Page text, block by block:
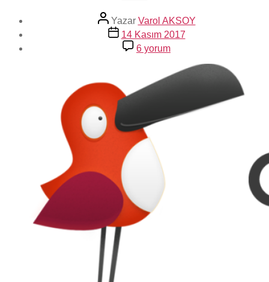
Yazının
yazarı
Yazar Varol AKSOY
Yazı
tarihi
14 Kasım 2017
İngilizce
pratiği
Cambly
işe
için
6 yorum